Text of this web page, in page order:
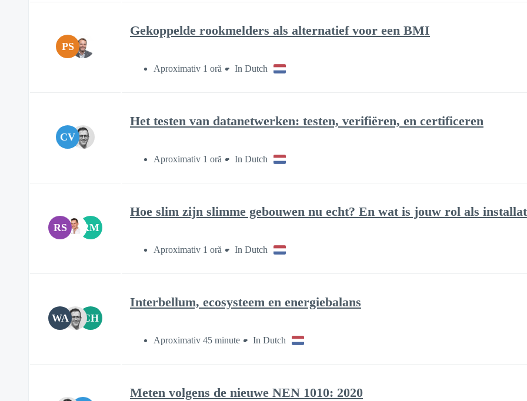
PS
Gekoppelde rookmelders als alternatief voor een BMI
Aproximativ 1 oră In Dutch
CV
Het testen van datanetwerken: testen, verifiëren, en certificeren
Aproximativ 1 oră In Dutch
RS RM
Hoe slim zijn slimme gebouwen nu echt? En wat is jouw rol als
Aproximativ 1 oră In Dutch
WA CH
Interbellum, ecosysteem en energiebalans
Aproximativ 45 minute In Dutch
Meten volgens de nieuwe NEN 1010: 2020